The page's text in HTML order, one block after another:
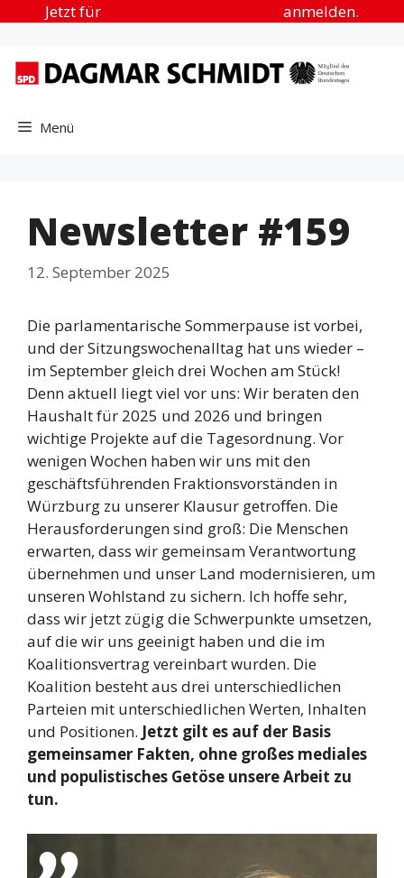
Jetzt für anmelden.
Menü
Newsletter #159
12. September 2025
Die parlamentarische Sommerpause ist vorbei,
und der Sitzungswochenalltag hat uns wieder –
im September gleich drei Wochen am Stück!
Denn aktuell liegt viel vor uns: Wir beraten den
Haushalt für 2025 und 2026 und bringen
wichtige Projekte auf die Tagesordnung. Vor
wenigen Wochen haben wir uns mit den
geschäftsführenden Fraktionsvorständen in
Würzburg zu unserer Klausur getroffen. Die
Herausforderungen sind groß: Die Menschen
erwarten, dass wir gemeinsam Verantwortung
übernehmen und unser Land modernisieren, um
unseren Wohlstand zu sichern. Ich hoffe sehr,
dass wir jetzt zügig die Schwerpunkte umsetzen,
auf die wir uns geeinigt haben und die im
Koalitionsvertrag vereinbart wurden. Die
Koalition besteht aus drei unterschiedlichen
Parteien mit unterschiedlichen Werten, Inhalten
und Positionen. Jetzt gilt es auf der Basis
gemeinsamer Fakten, ohne großes mediales
und populistisches Getöse unsere Arbeit zu
tun.